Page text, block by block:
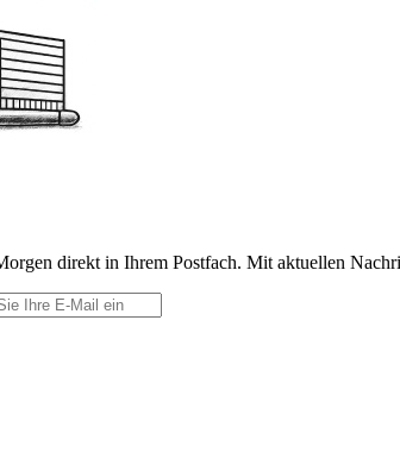
direkt in Ihrem Postfach. Mit aktuellen